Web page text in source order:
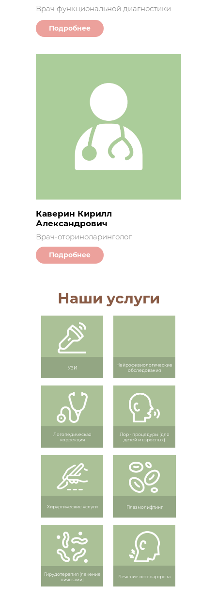
Подробнее
Врач-оториноларинголог
Каверин Кирилл
Александрович
Врач функциональной диагностики
Подробнее
Гирудотерапия (лечение
пиявками)
Нейрофизиологические
обследования
УЗИ
Логопедическая
коррекция
Лор - процедуры (для
детей и взрослых)
Лечение остеоартроза
Плазмолифтинг
Хирургические услуги
Наши услуги